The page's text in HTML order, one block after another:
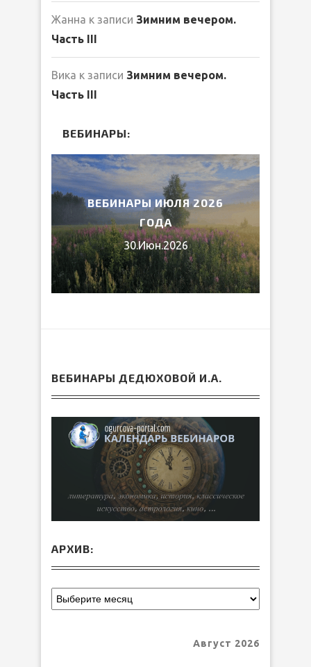
Жанна к записи Зимним вечером.
Часть III
Вика к записи Зимним вечером.
Часть III
ВЕБИНАРЫ:
ВЕБИНАРЫ ИЮЛЯ 2026
ГОДА
30.Июн.2026
ВЕБИНАРЫ ДЕДЮХОВОЙ И.А.
АРХИВ:
Август 2026